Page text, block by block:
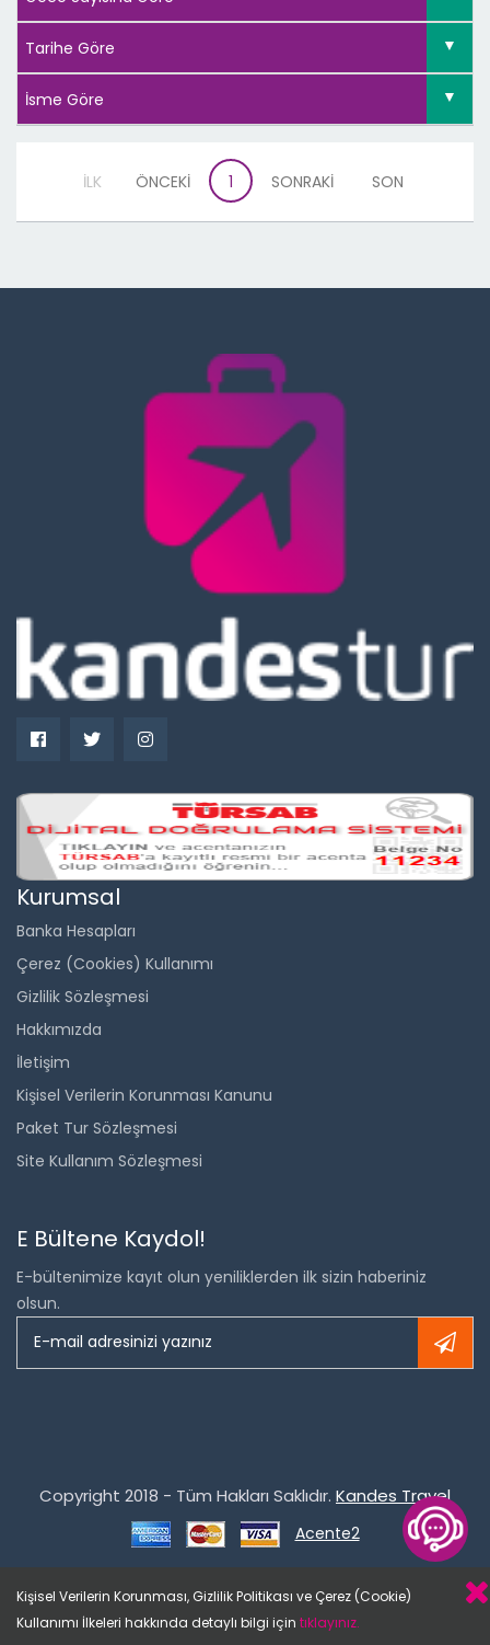
İLK ÖNCEKİ 1 SONRAKİ SON
Kurumsal
Banka Hesapları
Çerez (Cookies) Kullanımı
Gizlilik Sözleşmesi
Hakkımızda
İletişim
Kişisel Verilerin Korunması Kanunu
Paket Tur Sözleşmesi
Site Kullanım Sözleşmesi
E Bültene Kaydol!
E-bültenimize kayıt olun yeniliklerden ilk sizin haberiniz
olsun.
Copyright 2018 - Tüm Hakları Saklıdır. Kandes Travel
Acente2
Kişisel Verilerin Korunması, Gizlilik Politikası ve Çerez (Cookie)
Kullanımı İlkeleri hakkında detaylı bilgi için tıklayınız.